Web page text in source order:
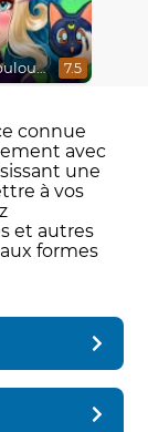
Hailey´s Fabulous Hairstyle Challenge 7.5
connue
avec
une
à vos
et autres
formes